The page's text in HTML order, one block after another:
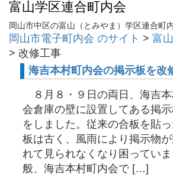
富山学区連合町内会
岡山市中区の富山（とみやま）学区連合町
岡山市電子町内会 のサイト > 富
> 改修工事
海吉本村町内会の掲示板を改
８月８・９日の両日、海吉
会倉庫の壁に設置してある掲
をしました。従来の合板を貼
板は古く、風雨により掲示物
れて見られなくなり困ってい
般、海吉本村町内会で […]